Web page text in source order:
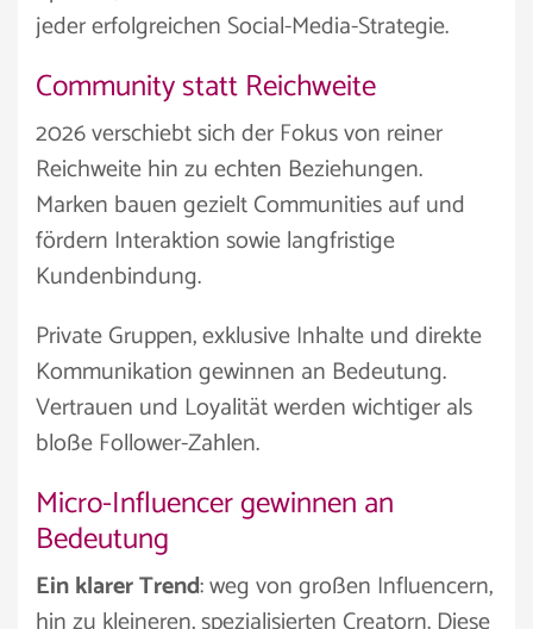
jeder erfolgreichen Social-Media-Strategie.
Community statt Reichweite
2026 verschiebt sich der Fokus von reiner
Reichweite hin zu echten Beziehungen.
Marken bauen gezielt Communities auf und
fördern Interaktion sowie langfristige
Kundenbindung.
Private Gruppen, exklusive Inhalte und direkte
Kommunikation gewinnen an Bedeutung.
Vertrauen und Loyalität werden wichtiger als
bloße Follower-Zahlen.
Micro-Influencer gewinnen an
Bedeutung
Ein klarer Trend: weg von großen Influencern,